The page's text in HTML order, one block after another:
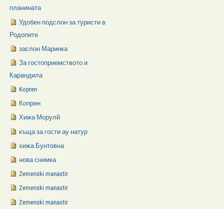
планината
Удобен подслон за туристи в
Родопите
заслон Маринка
За гостоприемството и
Карандила
Kopren
Копрен
Хижа Морулй
къща за гости ау натур
хижа Бунтовна
нова снимка
Zemenski manastir
Zemenski manastir
Zemenski manastir